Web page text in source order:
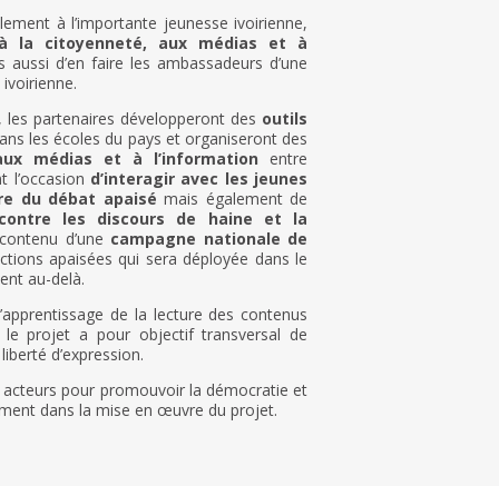
à l’importante jeunesse ivoirienne,
à la citoyenneté, aux médias et à
d’en faire les ambassadeurs d’une
partenaires développeront des outils
les écoles du pays et organiseront des
médias et à l’information entre
l’occasion d’interagir avec les jeunes
du débat apaisé mais également de
les discours de haine et la
d’une campagne nationale de
apaisées qui sera déployée dans le
au-delà.
de la lecture des contenus
projet a pour objectif transversal de
d’expression.
pour promouvoir la démocratie et
dans la mise en œuvre du projet.